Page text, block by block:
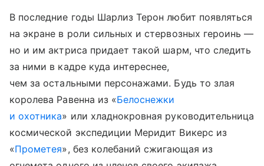
В последние годы Шарлиз Терон любит появляться
на экране в роли сильных и стервозных героинь —
но и им актриса придает такой шарм, что следить
за ними в кадре куда интереснее,
чем за остальными персонажами. Будь то злая
королева Равенна из «Белоснежки
и охотника» или хладнокровная руководительница
космической экспедиции Меридит Викерс из
«Прометея», без колебаний сжигающая из